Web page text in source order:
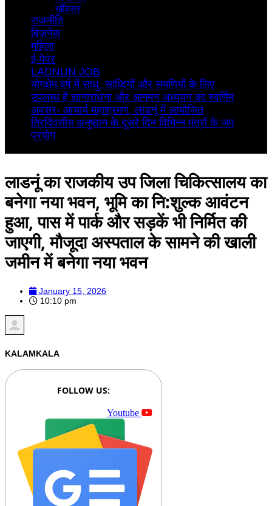
खींवसर
राजनीति
बिज़नेस
महिला
ई-पेपर
LADNUN JOB
योगक्षेम वर्ष में साधु, साध्वियों और समणियों के लिए
उपलब्ध है ज्ञानाराधना और आगमन अध्ययन का स्वर्णिम
अवसर- आचार्य महाश्रमण, लाडनूं में आयोजित
त्रिदिवसीय अनुष्ठान के दूसरे दिन विभिन्न मंत्रों के जप
प्रयोग
लाडनूं का राजकीय उप जिला चिकित्सालय का
बनेगा नया भवन, भूमि का नि:शुल्क आवंटन
हुआ, पास में पार्क और सड़कें भी निर्मित की
जाएगी, मौजूदा अस्पताल के सामने की खाली
जमीन में बनेगा नया भवन
January 15, 2026
10:10 pm
KALAMKALA
FOLLOW US:
Youtube